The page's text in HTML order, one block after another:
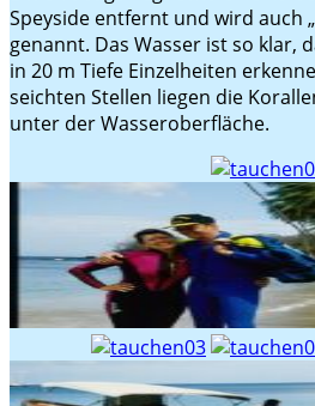
Speyside entfernt und wird auch
genannt. Das Wasser ist so klar,
in 20 m Tiefe Einzelheiten
seichten Stellen liegen die
unter der Wasseroberfläche.